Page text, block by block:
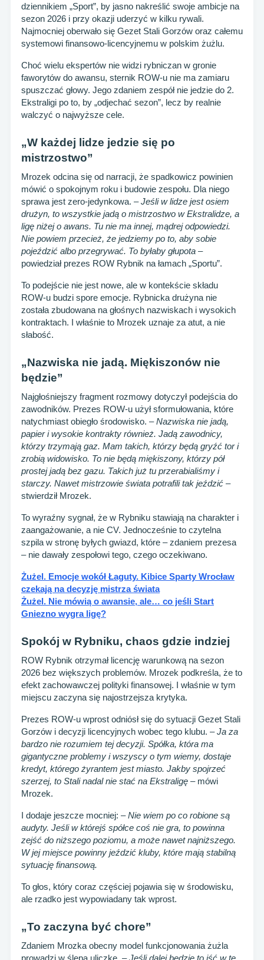
dziennikiem „Sport”, by jasno nakreślić swoje ambicje na
sezon 2026 i przy okazji uderzyć w kilku rywali.
Najmocniej oberwało się Gezet Stali Gorzów oraz całemu
systemowi finansowo-licencyjnemu w polskim żużlu.
Choć wielu ekspertów nie widzi rybniczan w gronie
faworytów do awansu, sternik ROW-u nie ma zamiaru
spuszczać głowy. Jego zdaniem zespół nie jedzie do 2.
Ekstraligi po to, by „odjechać sezon”, lecz by realnie
walczyć o najwyższe cele.
„W każdej lidze jedzie się po
mistrzostwo”
Mrozek odcina się od narracji, że spadkowicz powinien
mówić o spokojnym roku i budowie zespołu. Dla niego
sprawa jest zero-jedynkowa. –Jeśli w lidze jest osiem
drużyn, to wszystkie jadą o mistrzostwo w Ekstralidze, a
ligę niżej o awans. Tu nie ma innej, mądrej odpowiedzi.
Nie powiem przecież, że jedziemy po to, aby sobie
pojeździć albo przegrywać. To byłaby głupota –
powiedział prezes ROW Rybnik na łamach „Sportu”.
To podejście nie jest nowe, ale w kontekście składu
ROW-u budzi spore emocje. Rybnicka drużyna nie
została zbudowana na głośnych nazwiskach i wysokich
kontraktach. I właśnie to Mrozek uznaje za atut, a nie
słabość.
„Nazwiska nie jadą. Miękiszonów nie
będzie”
Najgłośniejszy fragment rozmowy dotyczył podejścia do
zawodników. Prezes ROW-u użył sformułowania, które
natychmiast obiegło środowisko. –Nazwiska nie jadą,
papier i wysokie kontrakty również. Jadą zawodnicy,
którzy trzymają gaz. Mam takich, którzy będą gryźć tor i
zrobią widowisko. To nie będą miękiszony, którzy pół
prostej jadą bez gazu. Takich już tu przerabialiśmy i
starczy. Nawet mistrzowie świata potrafili tak jeździć –
stwierdził Mrozek.
To wyraźny sygnał, że w Rybniku stawiają na charakter i
zaangażowanie, a nie CV. Jednocześnie to czytelna
szpila w stronę byłych gwiazd, które – zdaniem prezesa
– nie dawały zespołowi tego, czego oczekiwano.
Żużel. Emocje wokół Łaguty. Kibice Sparty Wrocław
czekają na decyzję mistrza świata
Żużel. Nie mówią o awansie, ale… co jeśli Start
Gniezno wygra ligę?
Spokój w Rybniku, chaos gdzie indziej
ROW Rybnik otrzymał licencję warunkową na sezon
2026 bez większych problemów. Mrozek podkreśla, że to
efekt zachowawczej polityki finansowej. I właśnie w tym
miejscu zaczyna się najostrzejsza krytyka.
Prezes ROW-u wprost odniósł się do sytuacji Gezet Stali
Gorzów i decyzji licencyjnych wobec tego klubu. –Ja za
bardzo nie rozumiem tej decyzji. Spółka, która ma
gigantyczne problemy i wszyscy o tym wiemy, dostaje
kredyt, którego żyrantem jest miasto. Jakby spojrzeć
szerzej, to Stali nadal nie stać na Ekstraligę – mówi
Mrozek.
I dodaje jeszcze mocniej: –Nie wiem po co robione są
audyty. Jeśli w którejś spółce coś nie gra, to powinna
zejść do niższego poziomu, a może nawet najniższego.
W jej miejsce powinny jeździć kluby, które mają stabilną
sytuację finansową.
To głos, który coraz częściej pojawia się w środowisku,
ale rzadko jest wypowiadany tak wprost.
„To zaczyna być chore”
Zdaniem Mrozka obecny model funkcjonowania żużla
prowadzi w ślepą uliczkę. –Jeśli dalej będzie to iść w tę